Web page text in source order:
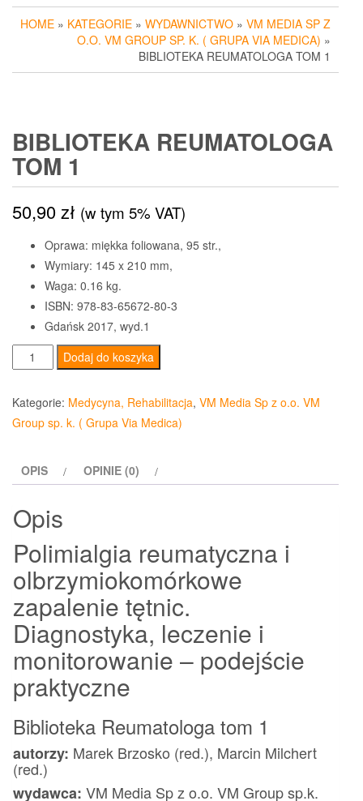
HOME » KATEGORIE » WYDAWNICTWO » VM MEDIA SP Z
O.O. VM GROUP SP. K. ( GRUPA VIA MEDICA) »
BIBLIOTEKA REUMATOLOGA TOM 1
BIBLIOTEKA REUMATOLOGA
TOM 1
50,90zł (w tym 5% VAT)
Oprawa: miękka foliowana, 95 str.,
Wymiary: 145 x 210 mm,
Waga: 0.16 kg.
ISBN: 978-83-65672-80-3
Gdańsk 2017, wyd.1
ilość
Biblioteka
Reumatologa
tom
Dodaj do koszyka
Kategorie: Medycyna, Rehabilitacja, VM Media Sp z o.o. VM
Group sp. k. ( Grupa Via Medica)
OPIS OPINIE (0)
Opis
Polimialgia reumatyczna i
olbrzymiokomórkowe
zapalenie tętnic.
Diagnostyka, leczenie i
monitorowanie – podejście
praktyczne
Biblioteka Reumatologa tom 1
autorzy: Marek Brzosko (red.), Marcin Milchert
(red.)
wydawca: VM Media Sp z o.o. VM Group sp.k.